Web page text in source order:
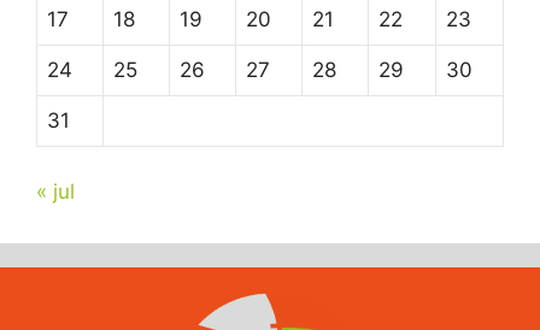
17 18 19 20 21 22 23
24 25 26 27 28 29 30
31
« jul